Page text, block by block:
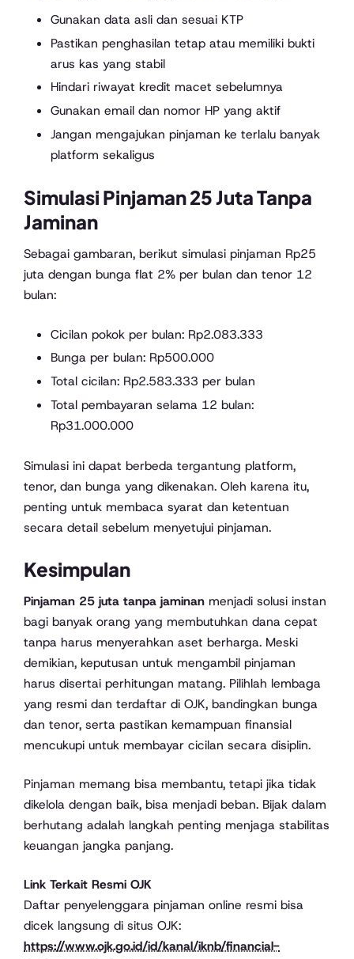
Gunakan data asli dan sesuai KTP
Pastikan penghasilan tetap atau memiliki bukti
arus kas yang stabil
Hindari riwayat kredit macet sebelumnya
Gunakan email dan nomor HP yang aktif
Jangan mengajukan pinjaman ke terlalu banyak
platform sekaligus
Simulasi Pinjaman 25 Juta Tanpa
Jaminan
Sebagai gambaran, berikut simulasi pinjaman Rp25
juta dengan bunga flat 2% per bulan dan tenor 12
bulan:
Cicilan pokok per bulan: Rp2.083.333
Bunga per bulan: Rp500.000
Total cicilan: Rp2.583.333 per bulan
Total pembayaran selama 12 bulan:
Rp31.000.000
Simulasi ini dapat berbeda tergantung platform,
tenor, dan bunga yang dikenakan. Oleh karena itu,
penting untuk membaca syarat dan ketentuan
secara detail sebelum menyetujui pinjaman.
Kesimpulan
Pinjaman 25 juta tanpa jaminan menjadi solusi instan
bagi banyak orang yang membutuhkan dana cepat
tanpa harus menyerahkan aset berharga. Meski
demikian, keputusan untuk mengambil pinjaman
harus disertai perhitungan matang. Pilihlah lembaga
yang resmi dan terdaftar di OJK, bandingkan bunga
dan tenor, serta pastikan kemampuan finansial
mencukupi untuk membayar cicilan secara disiplin.
Pinjaman memang bisa membantu, tetapi jika tidak
dikelola dengan baik, bisa menjadi beban. Bijak dalam
berhutang adalah langkah penting menjaga stabilitas
keuangan jangka panjang.
Link Terkait Resmi OJK
Daftar penyelenggara pinjaman online resmi bisa
dicek langsung di situs OJK:
https://www.ojk.go.id/id/kanal/iknb/financial-